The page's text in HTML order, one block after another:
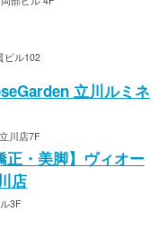
ビル102
立川ルミネ
川店7F
正・美脚】ヴィオー
店
3F